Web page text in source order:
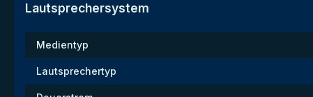
Lautsprechersystem
Medientyp
Lautsprechertyp